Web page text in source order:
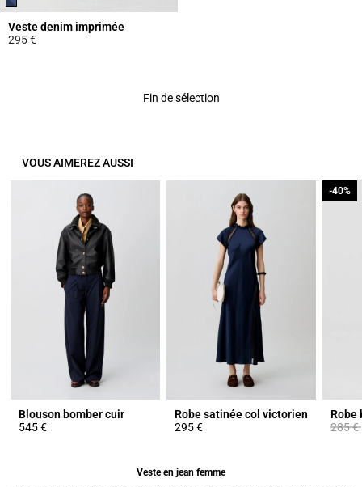
Veste denim imprimée
295 €
Fin de sélection
VOUS AIMEREZ AUSSI
Blouson bomber cuir
545 €
Robe satinée col victorien
295 €
Prix
285 €
-40%
-40%
Veste en jean femme